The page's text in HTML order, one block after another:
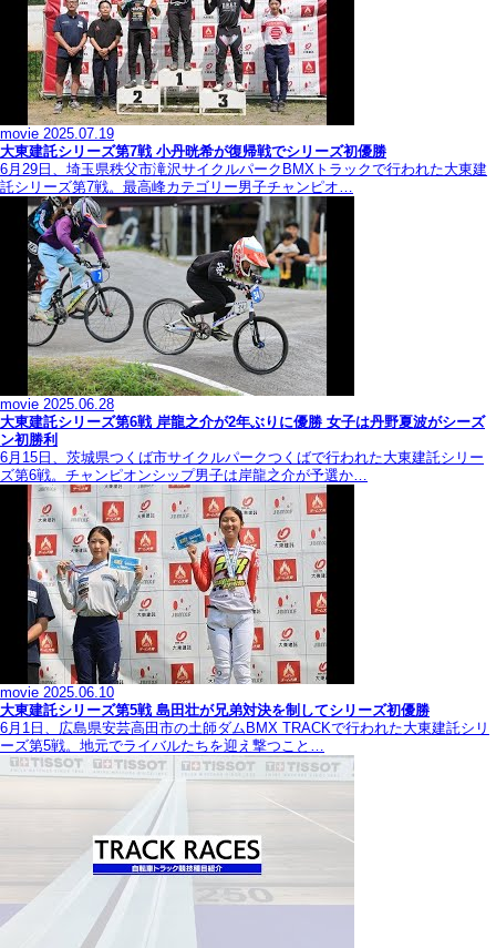
movie 2025.07.19
大東建託シリーズ第7戦 ⼩丹晄希が復帰戦でシリーズ初優勝
6月29日、埼玉県秩父市滝沢サイクルパークBMXトラックで行われた大東建
託シリーズ第7戦。最高峰カテゴリー男子チャンピオ…
movie 2025.06.28
大東建託シリーズ第6戦 岸龍之介が2年ぶりに優勝 女子は丹野夏波がシーズ
ン初勝利
6月15日、茨城県つくば市サイクルパークつくばで行われた大東建託シリー
ズ第6戦。チャンピオンシップ男子は岸龍之介が予選か…
movie 2025.06.10
大東建託シリーズ第5戦 島田壮が兄弟対決を制してシリーズ初優勝
6月1日、広島県安芸高田市の土師ダムBMX TRACKで行われた大東建託シリ
ーズ第5戦。地元でライバルたちを迎え撃つこと…